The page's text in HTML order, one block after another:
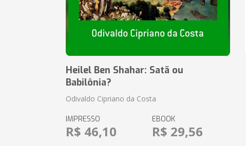
Heilel Ben Shahar: Satã ou
Babilônia?
Odivaldo Cipriano da Costa
IMPRESSO
R$ 46,10
EBOOK
R$ 29,56